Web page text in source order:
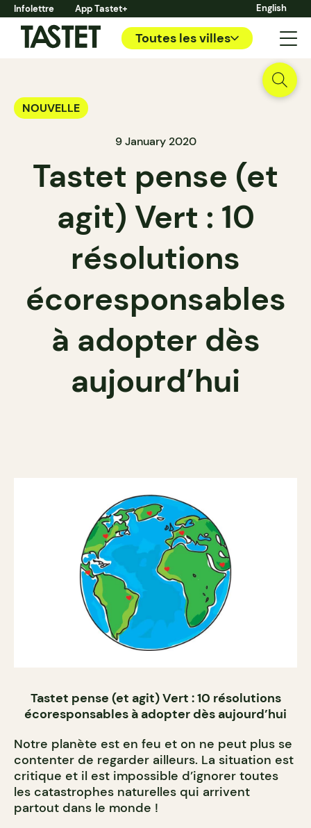
Infolettre App Tastet+ English
Toutes les villes
NOUVELLE
9 January 2020
Tastet pense (et
agit) Vert : 10
résolutions
écoresponsables
à adopter dès
aujourd’hui
Tastet pense (et agit) Vert : 10 résolutions
écoresponsables à adopter dès aujourd’hui
Notre planète est en feu et on ne peut plus se
contenter de regarder ailleurs. La situation est
critique et il est impossible d’ignorer toutes
les catastrophes naturelles qui arrivent
partout dans le monde !